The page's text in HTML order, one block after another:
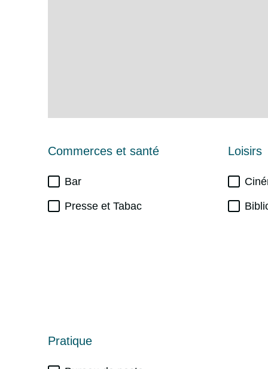
Commerces et santé
Bar
Presse et Tabac
Loisirs
Pratique